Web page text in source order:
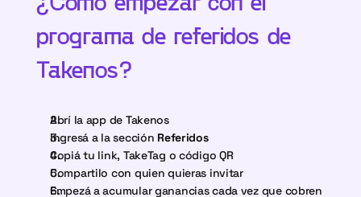
programa de referidos de
Takenos?
Abrí la app de Takenos
Ingresá a la sección Referidos
Copiá tu link, TakeTag o código QR
Compartilo con quien quieras invitar
Empezá a acumular ganancias cada vez que cobren